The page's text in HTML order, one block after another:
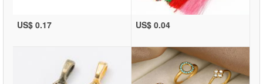
US$ 0.17 US$ 0.04